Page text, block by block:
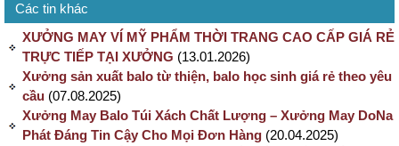
Các tin khác
XƯỞNG MAY VÍ MỸ PHẨM THỜI TRANG CAO CẤP GIÁ RẺ
TRỰC TIẾP TẠI XƯỞNG (13.01.2026)
Xưởng sản xuất balo từ thiện, balo học sinh giá rẻ theo yêu
cầu (07.08.2025)
Xưởng May Balo Túi Xách Chất Lượng – Xưởng May DoNa
Phát Đáng Tin Cậy Cho Mọi Đơn Hàng (20.04.2025)